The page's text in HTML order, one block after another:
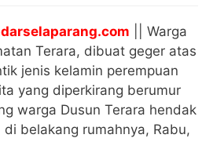
|| Warga
Terara, dibuat geger atas
jenis kelamin perempuan
yang diperkirang berumur
warga Dusun Terara hendak
belakang rumahnya, Rabu,